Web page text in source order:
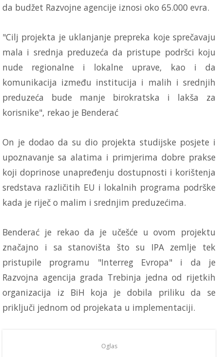
da budžet Razvojne agencije iznosi oko 65.000 evra.
"Cilj projekta je uklanjanje prepreka koje sprečavaju
mala i srednja preduzeća da pristupe podršci koju
nude regionalne i lokalne uprave, kao i da
komunikacija između institucija i malih i srednjih
preduzeća bude manje birokratska i lakša za
korisnike", rekao je Benderać
On je dodao da su dio projekta studijske posjete i
upoznavanje sa alatima i primjerima dobre prakse
koji doprinose unapređenju dostupnosti i korištenja
sredstava različitih EU i lokalnih programa podrške
kada je riječ o malim i srednjim preduzećima.
Benderać je rekao da je učešće u ovom projektu
značajno i sa stanovišta što su IPA zemlje tek
pristupile programu "Interreg Evropa" i da je
Razvojna agencija grada Trebinja jedna od rijetkih
organizacija iz BiH koja je dobila priliku da se
priključi jednom od projekata u implementaciji.
Oglas